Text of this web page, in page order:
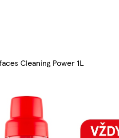
Cleaning Power 1L